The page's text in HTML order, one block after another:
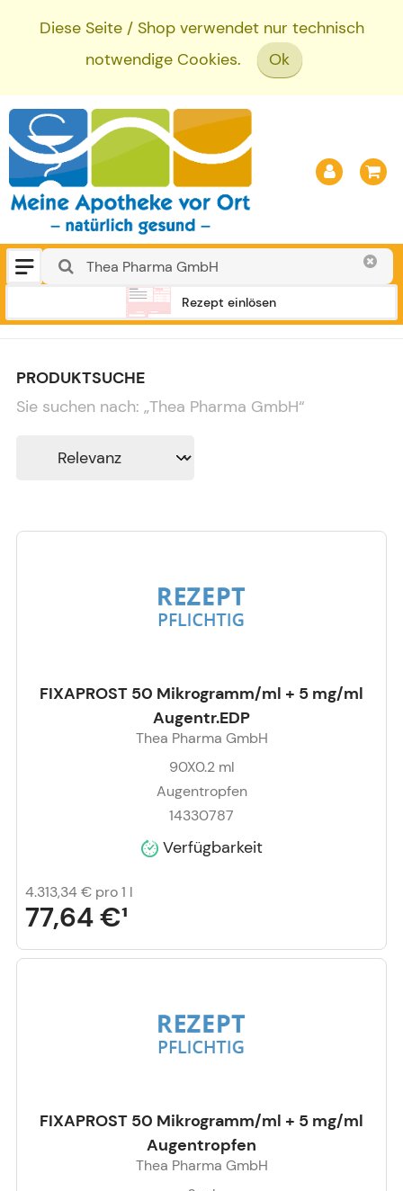
Diese Seite / Shop verwendet nur technisch
notwendige Cookies.
Ok
Rezept einlösen
PRODUKTSUCHE
Sie suchen nach: „Thea Pharma GmbH“
FIXAPROST 50 Mikrogramm/ml + 5 mg/ml
Augentr.EDP
Thea Pharma GmbH
90X0.2ml
Augentropfen
14330787
Verfügbarkeit
77,64 €¹
4.313,34 € pro 1 l
FIXAPROST 50 Mikrogramm/ml + 5 mg/ml
Augentropfen
Thea Pharma GmbH